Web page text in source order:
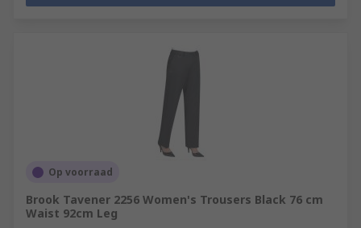
Op voorraad
Brook Tavener 2256 Women's Trousers Black 76 cm
Waist 92cm Leg